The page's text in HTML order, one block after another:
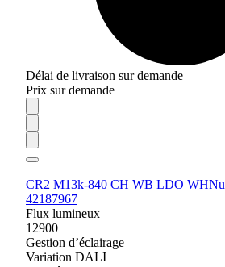
Délai de livraison sur demande
Prix sur demande
CR2 M13k-840 CH WB LDO WH
42187967
Flux lumineux
12900
Gestion d’éclairage
Variation DALI